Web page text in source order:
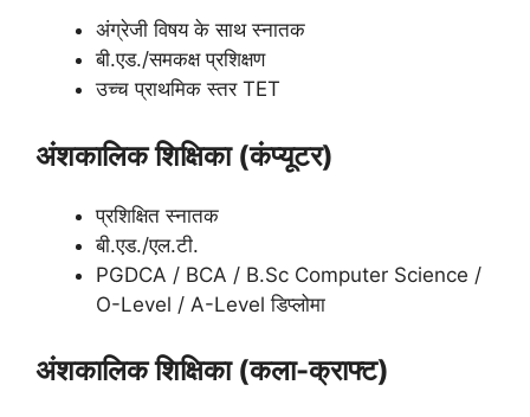
अंग्रेजी विषय के साथ स्नातक
बी.एड./समकक्ष प्रशिक्षण
उच्च प्राथमिक स्तर TET
अंशकालिक शिक्षिका (कंप्यूटर)
प्रशिक्षित स्नातक
बी.एड./एल.टी.
PGDCA / BCA / B.Sc Computer Science /
O-Level / A-Level डिप्लोमा
अंशकालिक शिक्षिका (कला-क्राफ्ट)